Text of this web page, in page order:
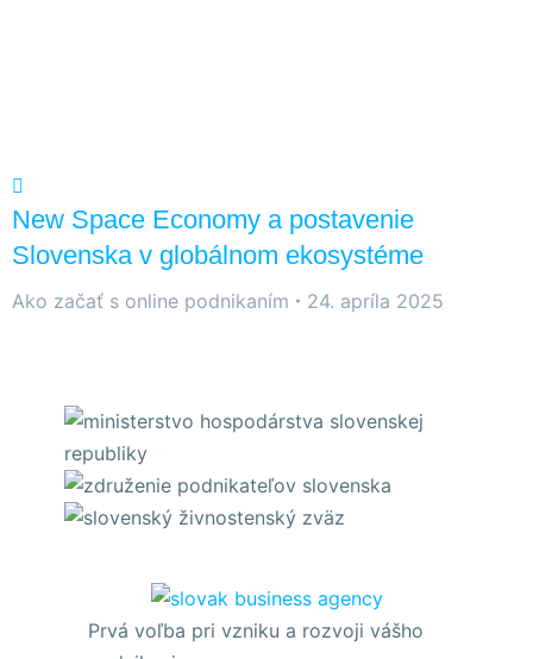
New Space Economy a postavenie
Slovenska v globálnom ekosystéme
Ako začať s online podnikaním 24. apríla 2025
Prvá voľba pri vzniku a rozvoji vášho